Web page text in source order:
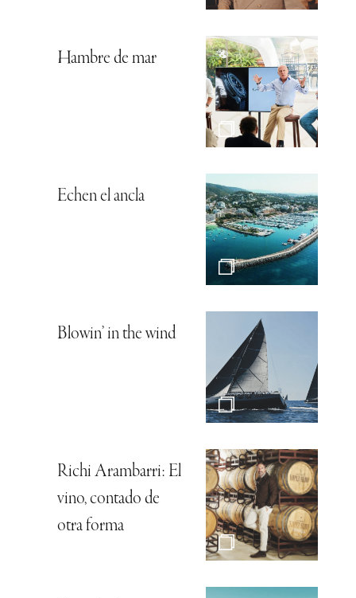
Hambre de mar
Echen el ancla
Blowin’ in the wind
Richi Arambarri: El
vino, contado de
otra forma